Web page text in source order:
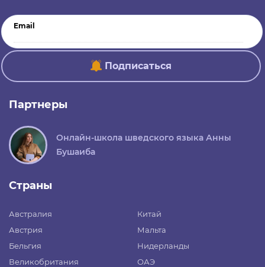
Email
Подписаться
Партнеры
Онлайн-школа шведского языка Анны
Бушаиба
Страны
Австралия
Австрия
Бельгия
Великобритания
Китай
Мальта
Нидерланды
ОАЭ